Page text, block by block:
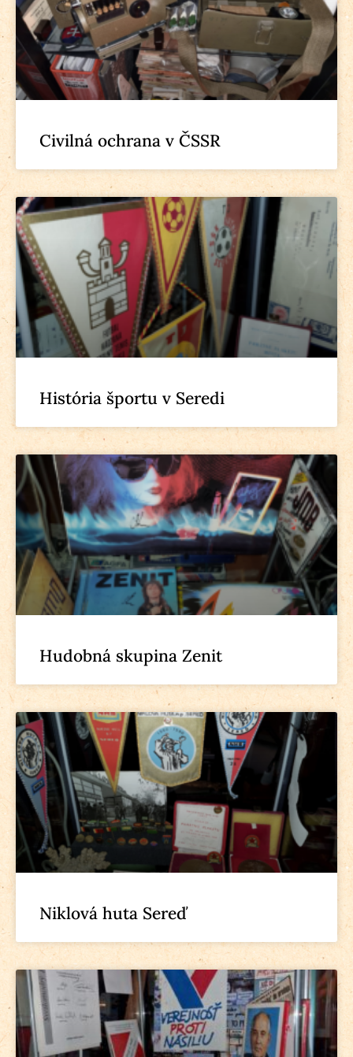
Civilná ochrana v ČSSR
História športu v Seredi
Hudobná skupina Zenit
Niklová huta Sereď